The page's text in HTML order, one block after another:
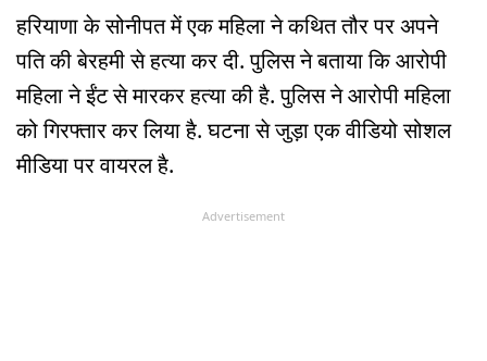
हरियाणा के सोनीपत में एक महिला ने कथित तौर पर अपने
पति की बेरहमी से हत्या कर दी. पुलिस ने बताया कि आरोपी
महिला ने ईंट से मारकर हत्या की है. पुलिस ने आरोपी महिला
को गिरफ्तार कर लिया है. घटना से जुड़ा एक वीडियो सोशल
मीडिया पर वायरल है.
Advertisement